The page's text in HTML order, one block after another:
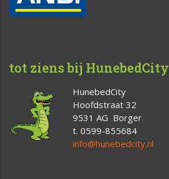
tot ziens bij HunebedCity
HunebedCity
Hoofdstraat 32
9531 AG Borger
t. 0599-855684
info@hunebedcity.nl